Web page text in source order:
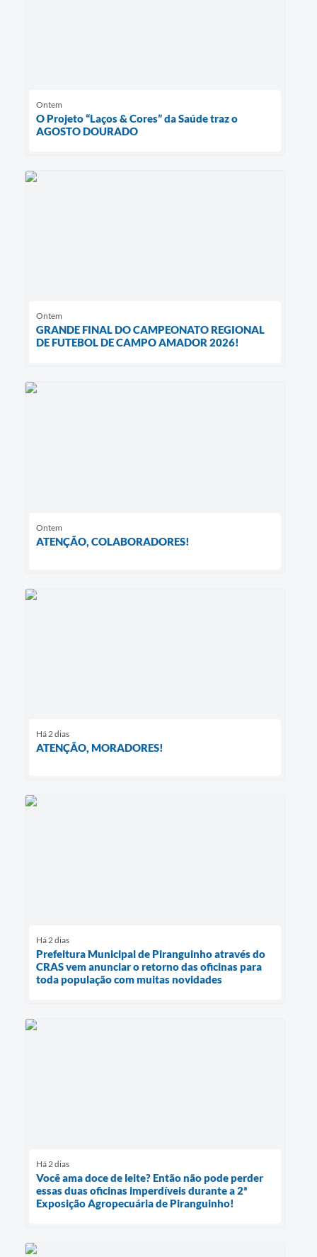
Ontem
O Projeto “Laços & Cores” da Saúde traz o
AGOSTO DOURADO
Ontem
GRANDE FINAL DO CAMPEONATO REGIONAL
DE FUTEBOL DE CAMPO AMADOR 2026!
Ontem
ATENÇÃO, COLABORADORES!
Há 2 dias
ATENÇÃO, MORADORES!
Há 2 dias
Prefeitura Municipal de Piranguinho através do
CRAS vem anunciar o retorno das oficinas para
toda população com muitas novidades
Há 2 dias
Você ama doce de leite? Então não pode perder
essas duas oficinas imperdíveis durante a 2ª
Exposição Agropecuária de Piranguinho!